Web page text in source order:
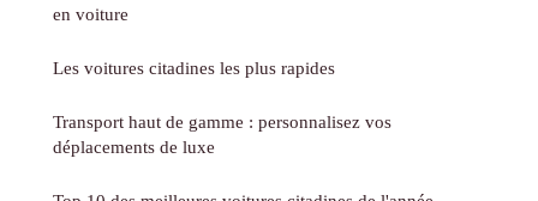
en voiture
Les voitures citadines les plus rapides
Transport haut de gamme : personnalisez vos
déplacements de luxe